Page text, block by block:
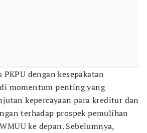
dengan kesepakatan
momentum penting yang
kepercayaan para kreditur dan
terhadap prospek pemulihan
ke depan. Sebelumnya,